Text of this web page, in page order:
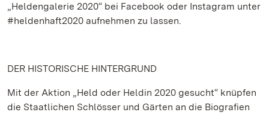
„Heldengalerie 2020“ bei Facebook oder Instagram unter
#heldenhaft2020 aufnehmen zu lassen.
DER HISTORISCHE HINTERGRUND
Mit der Aktion „Held oder Heldin 2020 gesucht“ knüpfen
die Staatlichen Schlösser und Gärten an die Biografien